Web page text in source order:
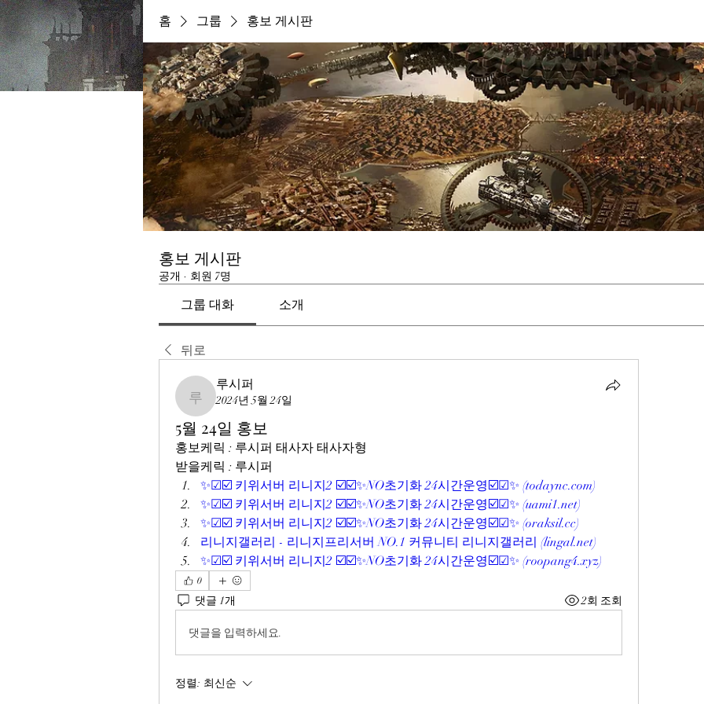
홈 그룹 홍보 게시판
홍보 게시판
공개 · 회원 7명
그룹 대화 소개
뒤로
루시퍼
루시퍼
2024년 5월 24일
5월 24일 홍보
홍보케릭 : 루시퍼 태사자 태사자형
받을케릭 : 루시퍼
✨☑☑️ 키위서버 리니지2 ☑️☑️✨NO초기화 24시간운영☑️☑✨ (todaync.com)
✨☑☑️ 키위서버 리니지2 ☑️☑️✨NO초기화 24시간운영☑️☑✨ (uami1.net)
✨☑☑️ 키위서버 리니지2 ☑️☑️✨NO초기화 24시간운영☑️☑✨ (oraksil.cc)
리니지갤러리 - 리니지프리서버 NO.1 커뮤니티 리니지갤러리 (lingal.net)
✨☑☑️ 키위서버 리니지2 ☑️☑️✨NO초기화 24시간운영☑️☑✨ (roopang4.xyz)
0
댓글 1개 2회 조회
댓글을 입력하세요.
정렬: 최신순